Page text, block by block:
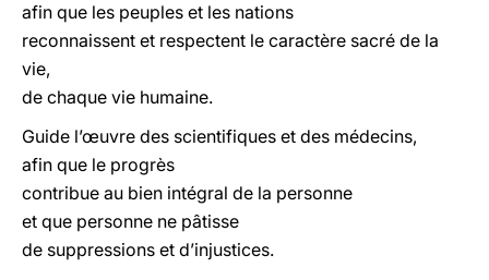
afin que les peuples et les nations
reconnaissent et respectent le caractère sacré de la
vie,
de chaque vie humaine.
Guide l’œuvre des scientifiques et des médecins,
afin que le progrès
contribue au bien intégral de la personne
et que personne ne pâtisse
de suppressions et d’injustices.